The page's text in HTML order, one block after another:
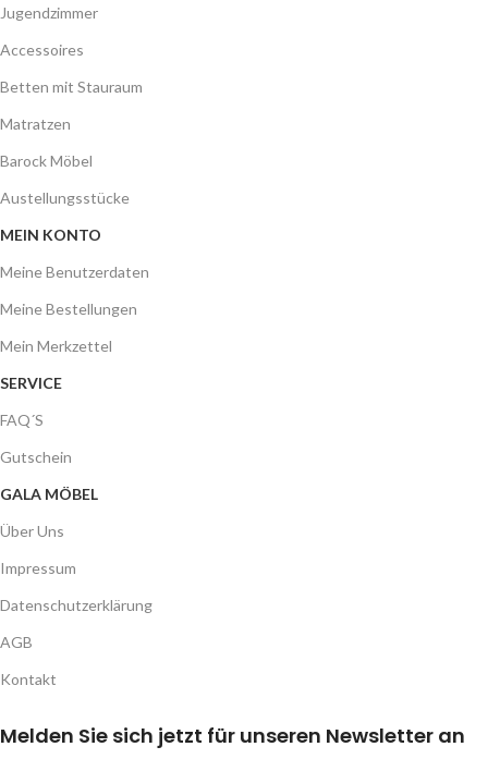
Jugendzimmer
Accessoires
Betten mit Stauraum
Matratzen
Barock Möbel
Austellungsstücke
MEIN KONTO
Meine Benutzerdaten
Meine Bestellungen
Mein Merkzettel
SERVICE
FAQ´S
Gutschein
GALA MÖBEL
Über Uns
Impressum
Datenschutzerklärung
AGB
Kontakt
Melden Sie sich jetzt für unseren Newsletter an